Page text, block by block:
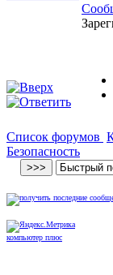
Список форумов
Безопасность
компьютер плюс